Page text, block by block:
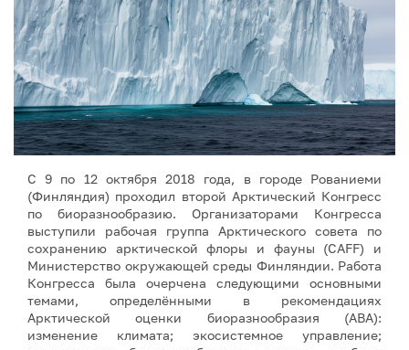
С 9 по 12 октября 2018 года, в городе Рованиеми
(Финляндия) проходил второй Арктический Конгресс
по биоразнообразию. Организаторами Конгресса
выступили рабочая группа Арктического совета по
сохранению арктической флоры и фауны (CAFF) и
Министерство окружающей среды Финляндии. Работа
Конгресса была очерчена следующими основными
темами, определёнными в рекомендациях
Арктической оценки биоразнообразия (ABA):
изменение климата; экосистемное управление;